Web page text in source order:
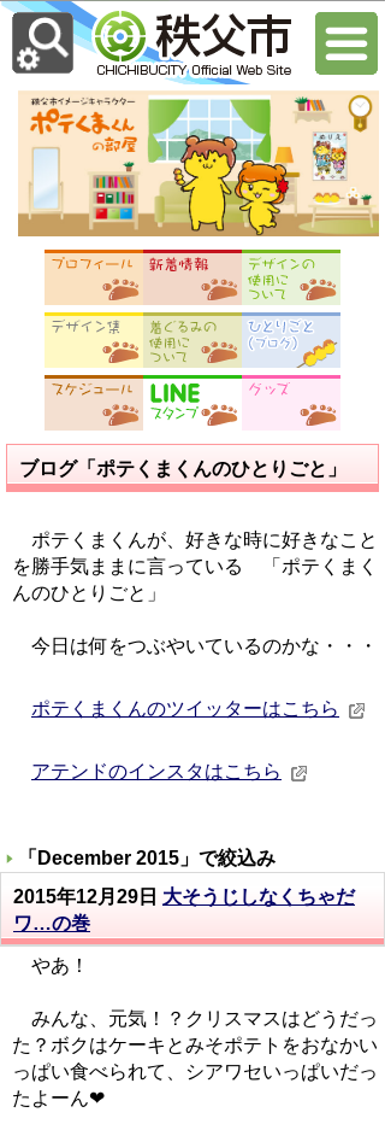
ブログ「ポテくまくんのひとりごと」
ポテくまくんが、好きな時に好きなこと
を勝手気ままに言っている 「ポテくまく
んのひとりごと」
今日は何をつぶやいているのかな・・・
ポテくまくんのツイッターはこちら
アテンドのインスタはこちら
「 December 2015 」で絞込み
2015年12月29日 大そうじしなくちゃだ
ワ…の巻
やあ！
みんな、元気！？クリスマスはどうだっ
た？ボクはケーキとみそポテトをおなかい
っぱい食べられて、シアワセいっぱいだっ
たよーん❤